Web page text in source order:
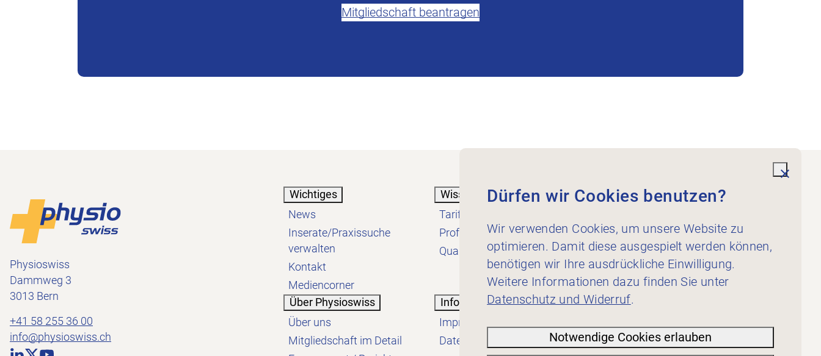
Mitgliedschaft beantragen
Footer
Physioswiss
Dammweg 3
3013 Bern
+41 58 255 36 00
info@physioswiss.ch
Wichtiges
News
Inserate/Praxissuche
verwalten
Kontakt
Mediencorner
Wissen
Tarif
Profession
Qualität
Dienstleistungen
Für Inserent:innen
Über Physioswiss
Über uns
Mitgliedschaft im Detail
Informatives
Impressum
Datenschutzerklärung
Dürfen wir Cookies benutzen?
Wir verwenden Cookies, um unsere Website zu
optimieren. Damit diese ausgespielt werden können,
benötigen wir Ihre ausdrückliche Einwilligung.
Weitere Informationen dazu finden Sie unter
Datenschutz und Widerruf.
Notwendige Cookies erlauben